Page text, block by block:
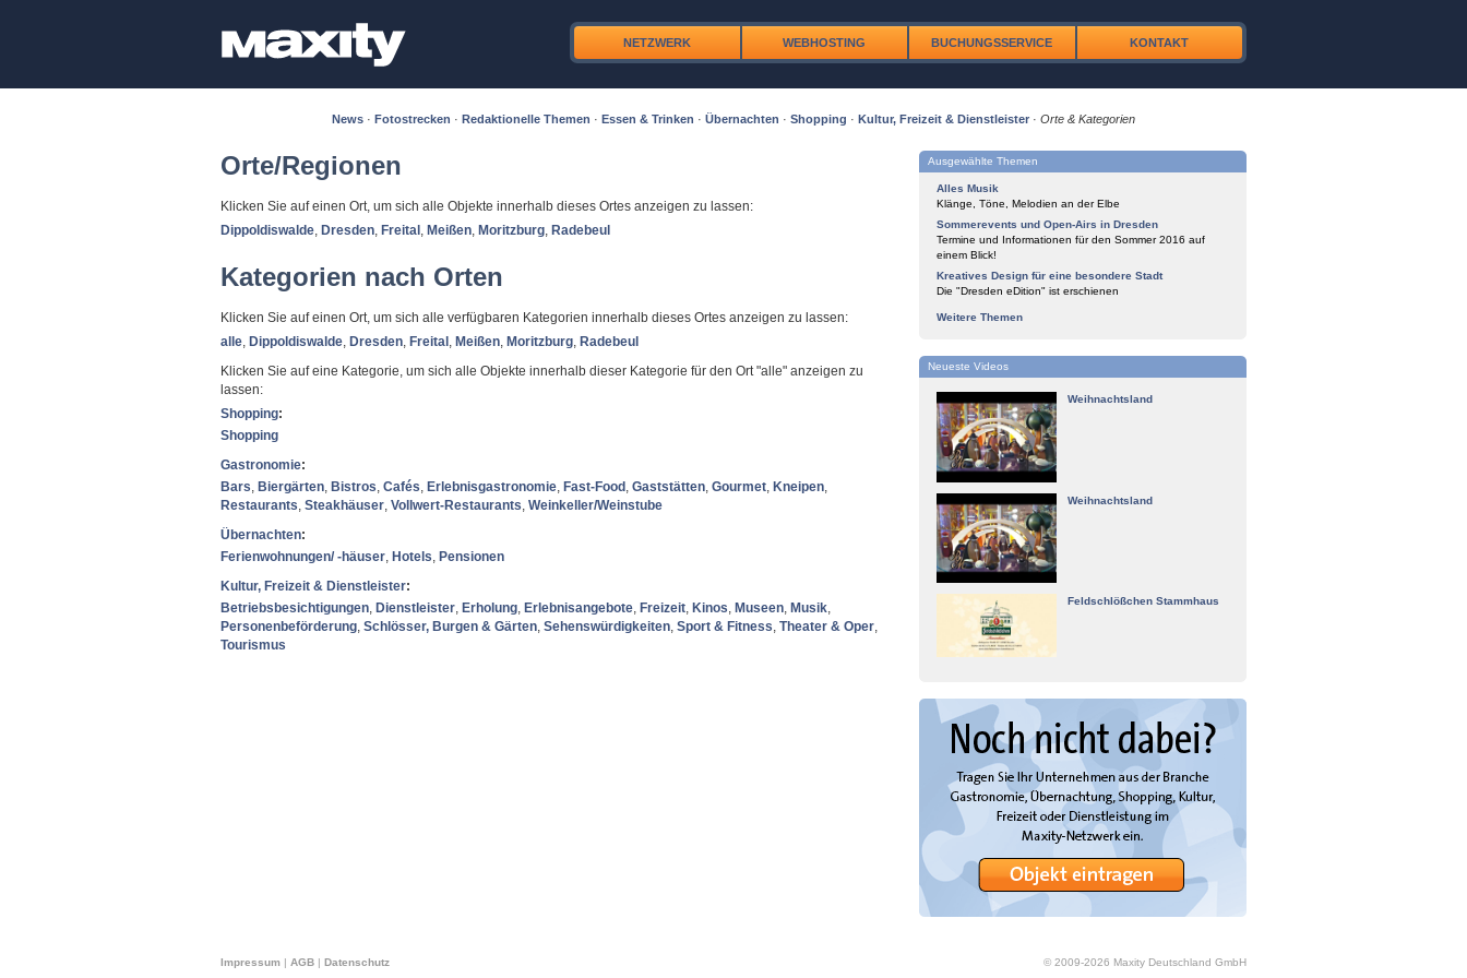
NETZWERK WEBHOSTING BUCHUNGSSERVICE KONTAKT
News · Fotostrecken · Redaktionelle Themen · Essen & Trinken · Übernachten · Shopping · Kultur, Freizeit & Dienstleister · Orte & Kategorien
Orte/Regionen
Klicken Sie auf einen Ort, um sich alle Objekte innerhalb dieses Ortes anzeigen zu lassen:
Dippoldiswalde, Dresden, Freital , Meißen, Moritzburg, Radebeul
Kategorien nach Orten
Klicken Sie auf einen Ort, um sich alle verfügbaren Kategorien innerhalb dieses Ortes anzeigen zu lassen:
alle, Dippoldiswalde, Dresden, Freital , Meißen, Moritzburg, Radebeul
Klicken Sie auf eine Kategorie, um sich alle Objekte innerhalb dieser Kategorie für den Ort "alle" anzeigen zu
lassen:
Shopping:
Shopping
Gastronomie:
Bars, Biergärten, Bistros, Cafés, Erlebnisgastronomie, Fast-Food , Gaststätten, Gourmet, Kneipen,
Restaurants, Steakhäuser, Vollwert-Restaurants, Weinkeller/Weinstube
Übernachten:
Ferienwohnungen/ -häuser, Hotels, Pensionen
Kultur, Freizeit & Dienstleister:
Betriebsbesichtigungen, Dienstleister, Erholung, Erlebnisangebote, Freizeit, Kinos, Museen, Musik,
Personenbeförderung, Schlösser, Burgen & Gärten, Sehenswürdigkeiten, Sport & Fitness, Theater & Oper,
Tourismus
Ausgewählte Themen
Alles Musik
Klänge, Töne, Melodien an der Elbe
Sommerevents und Open-Airs in Dresden
Termine und Informationen für den Sommer 2016 auf
einem Blick!
Kreatives Design für eine besondere Stadt
Die "Dresden eDition" ist erschienen
Weitere Themen
Neueste Videos
Weihnachtsland
Weihnachtsland
Feldschlößchen Stammhaus
Impressum AGB Datenschutz © 2009-2026 Maxity Deutschland GmbH